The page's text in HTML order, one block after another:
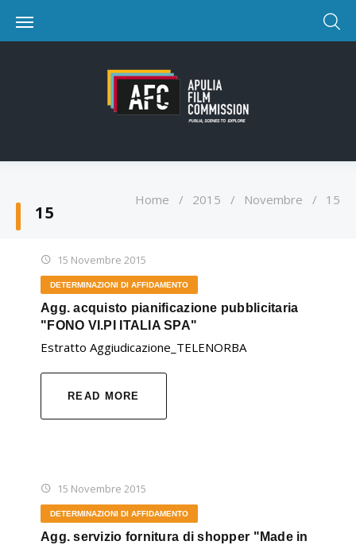
15
Home / 2015 / Novembre / 15
15 Novembre 2015
DETERMINAZIONI DI AFFIDAMENTO
Agg. acquisto pianificazione pubblicitaria
"FONO VI.PI ITALIA SPA"
Estratto Aggiudicazione_TELENORBA
READ MORE
15 Novembre 2015
DETERMINAZIONI DI AFFIDAMENTO
Agg. servizio fornitura di shopper "Made in